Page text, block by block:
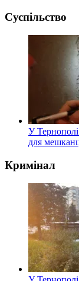
Суспільство
У
для
Кримінал